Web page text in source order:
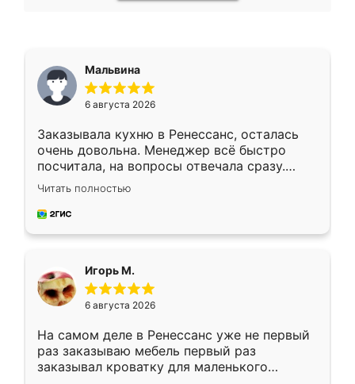
Мальвина
6 августа 2026
Заказывала кухню в Ренессанс, осталась
очень довольна. Менеджер всё быстро
посчитала, на вопросы отвечала сразу.
Замерщик приехал в субботу, подошёл к
делу со всей ответственностью. Собрали
за день, ребята работали аккуратно, даже
Читать полностью
Игорь М.
6 августа 2026
На самом деле в Ренессанс уже не первый
раз заказываю мебель первый раз
заказывал кроватку для маленького